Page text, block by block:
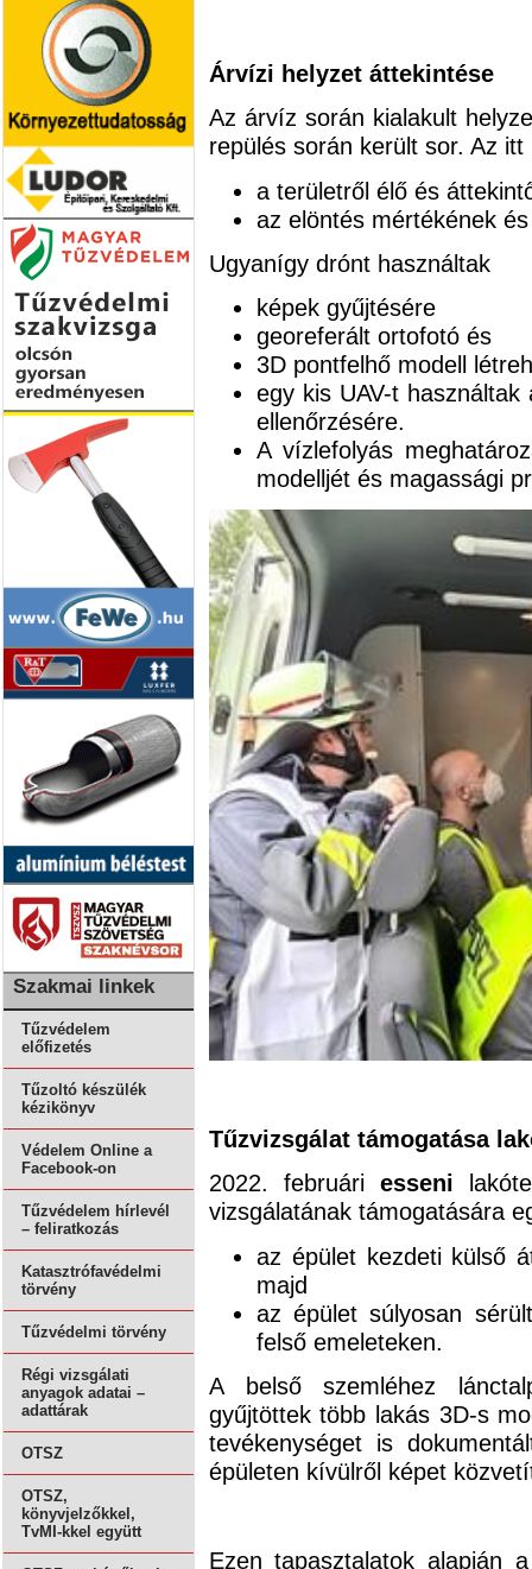
Szakmai linkek
Tűzvédelem
előfizetés
Tűzoltó készülék
kézikönyv
Védelem Online a
Facebook-on
Tűzvédelem hírlevél
– feliratkozás
Katasztrófavédelmi
törvény
Tűzvédelmi törvény
Régi vizsgálati
anyagok adatai –
adattárak
OTSZ
OTSZ,
könyvjelzőkkel,
TvMI-kkel együtt
Árvízi helyzet áttekintése
Az árvíz során kialakult
repülés során került sor. Az
a területről élő és
az elöntés mértékének
Ugyanígy drónt használtak
képek gyűjtésére
georeferált ortofotó és
3D pontfelhő modell
egy kis UAV-t
ellenőrzésére.
A vízlefolyás
modelljét és magassági
Tűzvizsgálat támogatása
2022. februári esseni
vizsgálatának támogatására
az épület kezdeti külső
majd
az épület súlyosan
felső emeleteken.
A belső szemléhez
gyűjtöttek több lakás 3D-s
tevékenységet is
épületen kívülről képet
Ezen tapasztalatok alapján